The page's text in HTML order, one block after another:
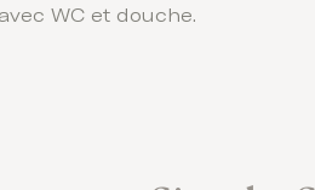
avec WC et douche.